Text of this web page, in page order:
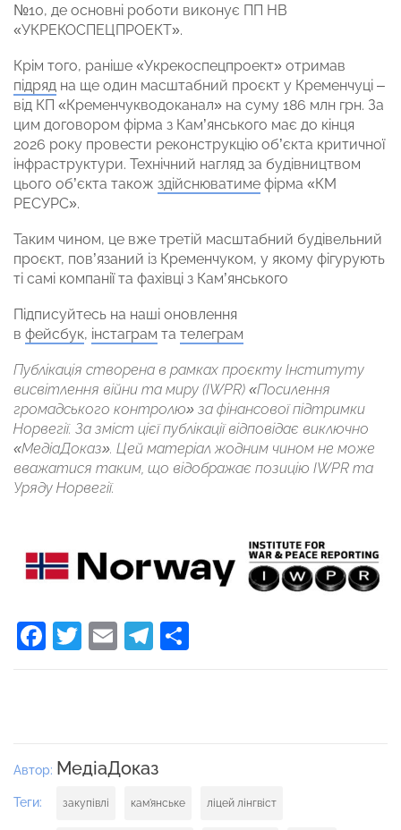
№10, де основні роботи виконує ПП НВ
«УКРЕКОСПЕЦПРОЕКТ».
Крім того, раніше «Укрекоспецпроект» отримав
підряд на ще один масштабний проєкт у Кременчуці –
від КП «Кременчукводоканал» на суму 186 млн грн. За
цим договором фірма з Кам’янського має до кінця
2026 року провести реконструкцію об’єкта критичної
інфраструктури. Технічний нагляд за будівництвом
цього об’єкта також здійснюватиме фірма «КМ
РЕСУРС».
Таким чином, це вже третій масштабний будівельний
проєкт, пов’язаний із Кременчуком, у якому фігурують
ті самі компанії та фахівці з Кам’янського
Підписуйтесь на наші оновлення
в фейсбук, інстаграм та телеграм
Публікація створена в рамках проєкту Інституту
висвітлення війни та миру (IWPR) «Посилення
громадського контролю» за фінансової підтримки
Норвегії. За зміст цієї публікації відповідає виключно
«МедіаДоказ». Цей матеріал жодним чином не може
вважатися таким, що відображає позицію IWPR та
Уряду Норвегії.
Facebook
Twitter
EmailTelegram
Автор: МедіаДоказ
Теги: закупівлі кам'янське ліцей лінгвіст